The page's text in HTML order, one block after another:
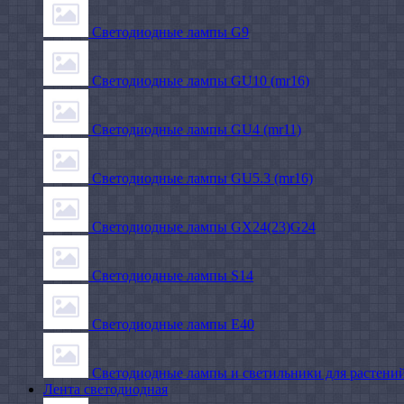
Светодиодные лампы G9
Светодиодные лампы GU10 (mr16)
Светодиодные лампы GU4 (mr11)
Светодиодные лампы GU5.3 (mr16)
Светодиодные лампы GX24(23)G24
Светодиодные лампы S14
Светодиодные лампы Е40
Светодиодные лампы и светильники для
Лента светодиодная